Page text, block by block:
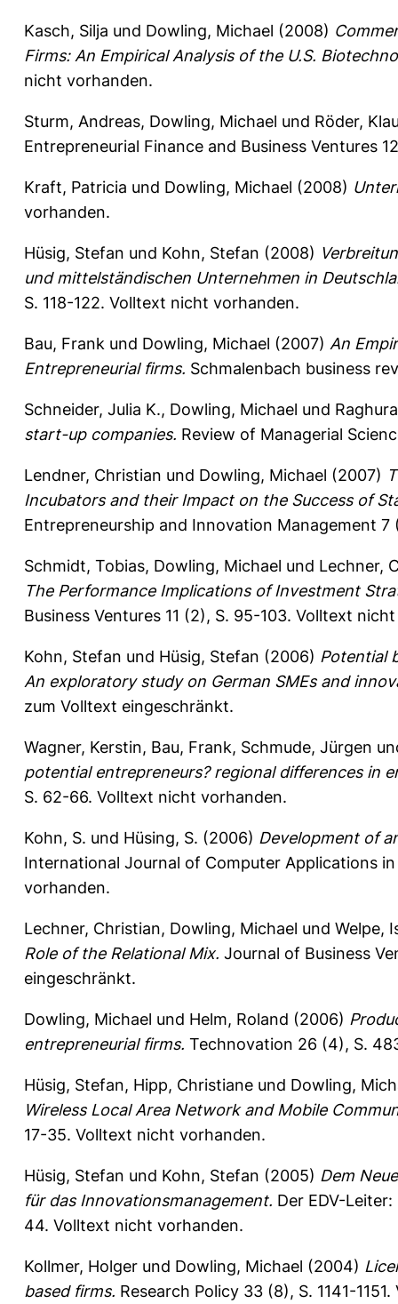
Kasch, Silja und Dowling, Michael (2008)
Firms: An Empirical Analysis of the U.S.
nicht vorhanden.
Sturm, Andreas, Dowling, Michael und Röder,
Entrepreneurial Finance and Business Ventures
Kraft, Patricia und Dowling, Michael (2008)
vorhanden.
Hüsig, Stefan und Kohn, Stefan (2008)
und mittelständischen Unternehmen in
S. 118-122. Volltext nicht vorhanden.
Bau, Frank und Dowling, Michael (2007) An
Entrepreneurial firms. Schmalenbach business
Schneider, Julia K., Dowling, Michael und
start-up companies. Review of Managerial
Lendner, Christian und Dowling, Michael (2007)
Incubators and their Impact on the Success of
Entrepreneurship and Innovation Management
Schmidt, Tobias, Dowling, Michael und Lechner,
The Performance Implications of Investment
Business Ventures 11 (2), S. 95-103. Volltext
Kohn, Stefan und Hüsig, Stefan (2006) Potential
An exploratory study on German SMEs and
zum Volltext eingeschränkt.
Wagner, Kerstin, Bau, Frank, Schmude, Jürgen
potential entrepreneurs? regional differences in
S. 62-66. Volltext nicht vorhanden.
Kohn, S. und Hüsing, S. (2006) Development of
International Journal of Computer Applications
vorhanden.
Lechner, Christian, Dowling, Michael und Welpe,
Role of the Relational Mix. Journal of Business
eingeschränkt.
Dowling, Michael und Helm, Roland (2006)
entrepreneurial firms. Technovation 26 (4), S.
Hüsig, Stefan, Hipp, Christiane und Dowling,
Wireless Local Area Network and Mobile
17-35. Volltext nicht vorhanden.
Hüsig, Stefan und Kohn, Stefan (2005) Dem
für das Innovationsmanagement. Der EDV-
44. Volltext nicht vorhanden.
Kollmer, Holger und Dowling, Michael (2004)
based firms. Research Policy 33 (8), S. 1141-1151.